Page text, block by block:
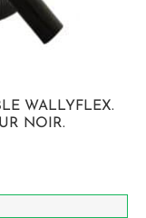
WALLYFLEX.
NOIR.